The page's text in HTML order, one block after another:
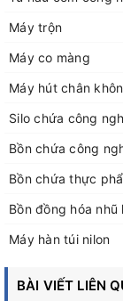
Máy trộn
Máy co màng
Máy hút chân
Silo chứa công
Bồn chứa công
Bồn chứa thực
Bồn đồng hóa nhũ
Máy hàn túi nilon
BÀI VIẾT LIÊN